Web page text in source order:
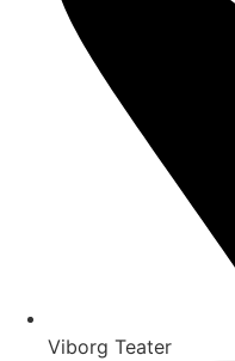
Viborg Teater